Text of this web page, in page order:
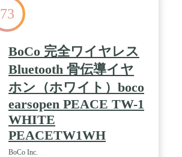
73
BoCo 完全ワイヤレス
Bluetooth 骨伝導イヤ
ホン（ホワイト）boco
earsopen PEACE TW-1
WHITE
PEACETW1WH
BoCo Inc.